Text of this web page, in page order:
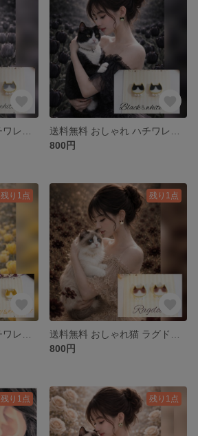
800円
残り1点 残り1点
800円
残り1点 残り1点